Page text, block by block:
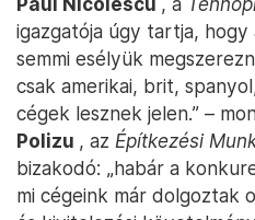
igazgatója úgy tartja, hogy
semmi esélyük
csak amerikai, brit,
cégek lesznek jelen.” –
Polizu , az Építkezési
bizakodó: „habár a
mi cégeink már dolgoztak